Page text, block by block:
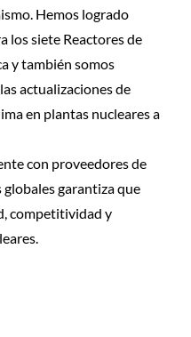
Hemos logrado
los siete Reactores de
y también somos
actualizaciones de
en plantas nucleares a
con proveedores de
garantiza que
competitividad y